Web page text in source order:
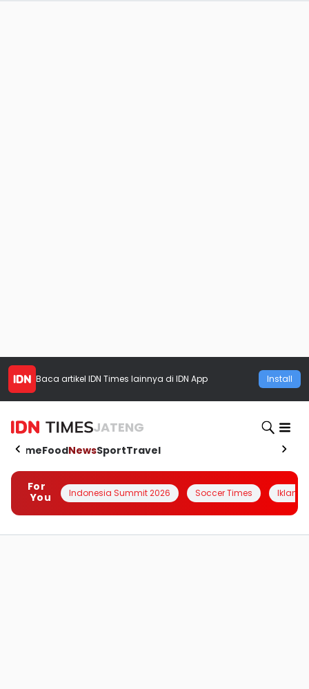
Baca artikel IDN Times lainnya di IDN App Install
JATENG
HomeFoodNewsSportTravel
For
You
Indonesia Summit 2026 Soccer Times Iklanin